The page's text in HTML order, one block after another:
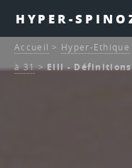
HYPER-
Accueil > Hyper-Ethique
à 31>EIII -